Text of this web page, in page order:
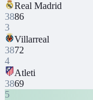
Real Madrid
3886
3
Villarreal
3872
4
Atleti
3869
5